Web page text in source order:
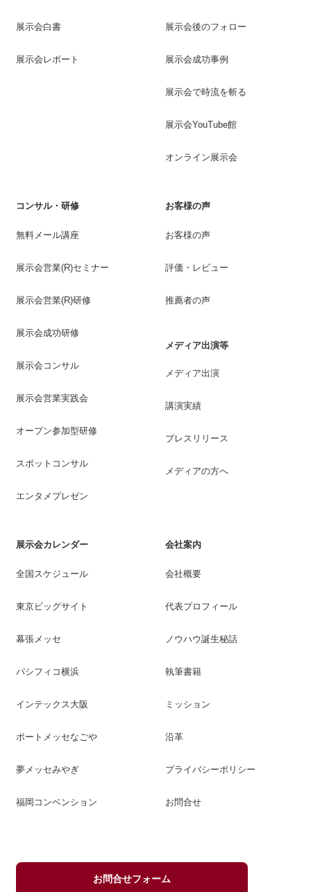
展示会白書
展示会レポート
展示会後のフォロー
展示会成功事例
展示会で時流を斬る
展示会YouTube館
オンライン展示会
コンサル・研修
無料メール講座
展示会営業(R)セミナー
展示会営業(R)研修
展示会成功研修
展示会コンサル
展示会営業実践会
オープン参加型研修
スポットコンサル
エンタメプレゼン
お客様の声
お客様の声
評価・レビュー
推薦者の声
メディア出演等
メディア出演
講演実績
プレスリリース
メディアの方へ
展示会カレンダー
全国スケジュール
東京ビッグサイト
幕張メッセ
パシフィコ横浜
インテックス大阪
ポートメッセなごや
夢メッセみやぎ
福岡コンベンション
会社案内
会社概要
代表プロフィール
ノウハウ誕生秘話
執筆書籍
ミッション
沿革
プライバシーポリシー
お問合せ
お問合せフォーム